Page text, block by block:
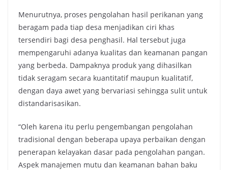
Menurutnya, proses pengolahan hasil perikanan yang
beragam pada tiap desa menjadikan ciri khas
tersendiri bagi desa penghasil. Hal tersebut juga
mempengaruhi adanya kualitas dan keamanan pangan
yang berbeda. Dampaknya produk yang dihasilkan
tidak seragam secara kuantitatif maupun kualitatif,
dengan daya awet yang bervariasi sehingga sulit untuk
distandarisasikan.
“Oleh karena itu perlu pengembangan pengolahan
tradisional dengan beberapa upaya perbaikan dengan
penerapan kelayakan dasar pada pengolahan pangan.
Aspek manajemen mutu dan keamanan bahan baku